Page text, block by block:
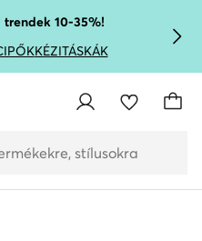
10-35%!
KÉZITÁSKÁK
stílusokra